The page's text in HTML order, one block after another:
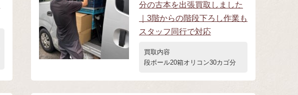
分の古本を出張買取しました
｜3階からの階段下ろし作業も
スタッフ同行で対応
買取内容
段ボール20箱オリコン30カゴ分